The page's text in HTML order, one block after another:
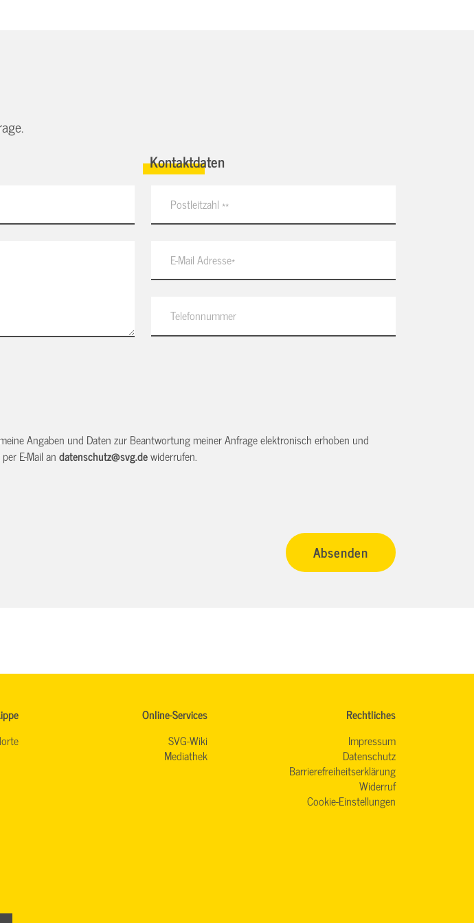
Kontaktdaten
Angaben und Daten zur Beantwortung meiner Anfrage elektronisch erhoben und
E-Mail andatenschutz@svg.dewiderrufen.
Online-Services
SVG-Wiki
Mediathek
Rechtliches
Impressum
Datenschutz
Barrierefreiheitserklärung
Widerruf
Cookie-Einstellungen